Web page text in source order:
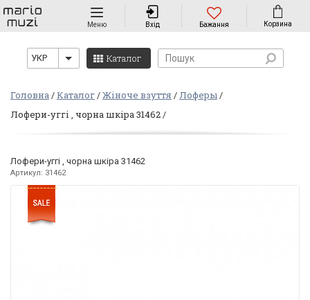
Навігація
Меню Вхід Бажання Корзина
УКР Каталог
Головна Каталог Жіноче взуття
Лоферы
Лофери-уггі , чорна шкіра 31462
Лофери-уггі , чорна шкіра 31462
Артикул: 31462